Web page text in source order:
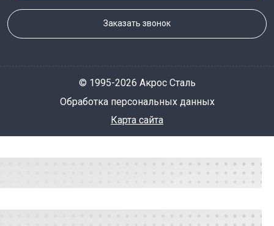
Заказать звонок
© 1995-2026 Акрос Сталь
Обработка персональных данных
Карта сайта